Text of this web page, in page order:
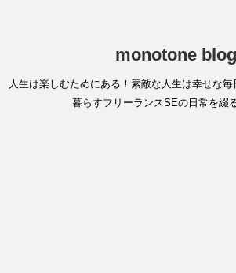
monotone blog
人生は楽しむためにある！素敵な人生は幸せな
暮らすフリーランスSEの日常を綴